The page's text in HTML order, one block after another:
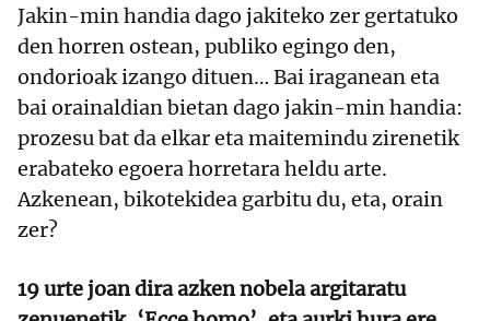
Jakin-min handia dago jakiteko zer gertatuko
den horren ostean, publiko egingo den,
ondorioak izango dituen… Bai iraganean eta
bai orainaldian bietan dago jakin-min handia:
prozesu bat da elkar eta maitemindu zirenetik
erabateko egoera horretara heldu arte.
Azkenean, bikotekidea garbitu du, eta, orain
zer?
19 urte joan dira azken nobela argitaratu